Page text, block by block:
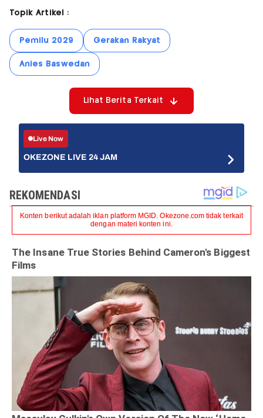
Topik Artikel :
Pemilu 2029 Gerakan Rakyat
Anies Baswedan
Lihat Berita Terkait
Live Now
OKEZONE LIVE 24 JAM